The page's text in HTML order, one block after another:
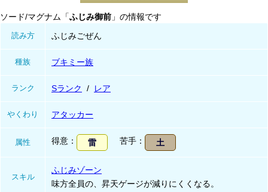
ソード/マグナム「 ふじみ御前 」の情報です
読み方 ふじみごぜん
種族 ブキミー族
ランク Sランク レア
やくわり アタッカー
属性 得意 雷 苦手 土
スキル
ふじみゾーン
味方全員の、昇天ゲージが減りにくくなる。